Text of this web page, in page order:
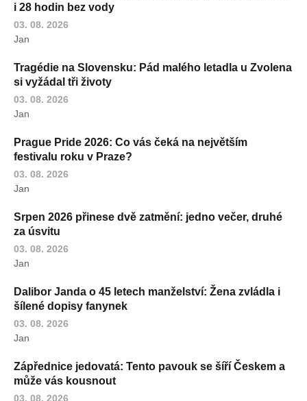
i 28 hodin bez vody
03. 08. 2026
Jan
Tragédie na Slovensku: Pád malého letadla u Zvolena
si vyžádal tři životy
03. 08. 2026
Jan
Prague Pride 2026: Co vás čeká na největším
festivalu roku v Praze?
03. 08. 2026
Jan
Srpen 2026 přinese dvě zatmění: jedno večer, druhé
za úsvitu
03. 08. 2026
Jan
Dalibor Janda o 45 letech manželství: Žena zvládla i
šílené dopisy fanynek
03. 08. 2026
Jan
Zápřednice jedovatá: Tento pavouk se šíří Českem a
může vás kousnout
03. 08. 2026